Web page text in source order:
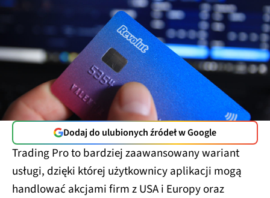
Dodaj do ulubionych źródeł w Google
Trading Pro to bardziej zaawansowany wariant
usługi, dzięki której użytkownicy aplikacji mogą
handlować akcjami firm z USA i Europy oraz